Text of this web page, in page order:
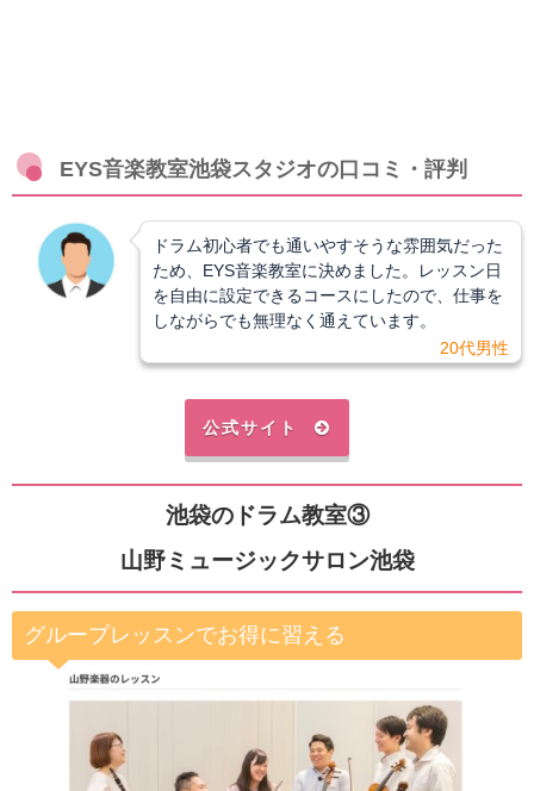
EYS音楽教室池袋スタジオの口コミ・評判
ドラム初心者でも通いやすそうな雰囲気だった
ため、EYS音楽教室に決めました。レッスン日
を自由に設定できるコースにしたので、仕事を
しながらでも無理なく通えています。
20代男性
公式サイト
池袋のドラム教室③
山野ミュージックサロン池袋
グループレッスンでお得に習える